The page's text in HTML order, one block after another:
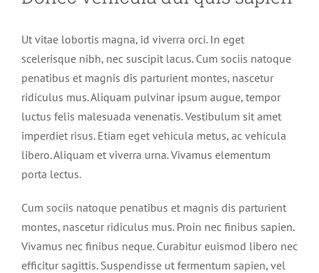
Ut vitae lobortis magna, id viverra orci. In eget
scelerisque nibh, nec suscipit lacus. Cum sociis natoque
penatibus et magnis dis parturient montes, nascetur
ridiculus mus. Aliquam pulvinar ipsum augue, tempor
luctus felis malesuada venenatis. Vestibulum sit amet
imperdiet risus. Etiam eget vehicula metus, ac vehicula
libero. Aliquam et viverra urna. Vivamus elementum
porta lectus.
Cum sociis natoque penatibus et magnis dis parturient
montes, nascetur ridiculus mus. Proin nec finibus sapien.
Vivamus nec finibus neque. Curabitur euismod libero nec
efficitur sagittis. Suspendisse ut fermentum sapien, vel